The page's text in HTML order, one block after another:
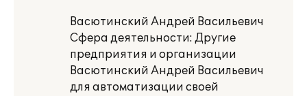
Васютинский Андрей Васильевич
Сфера деятельности: Другие
предприятия и организации
Васютинский Андрей Васильевич
для автоматизации своей